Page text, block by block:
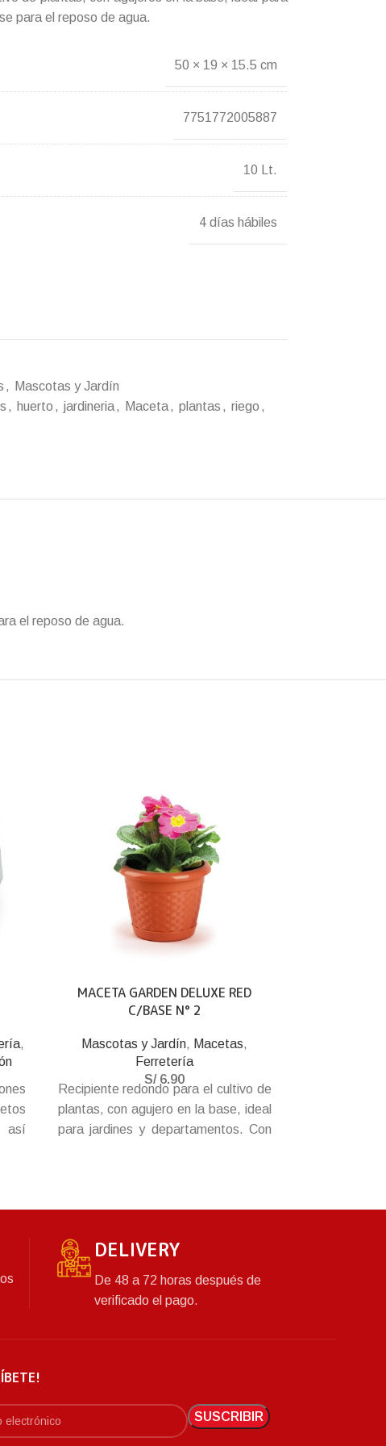
para el reposo de agua.
50 × 19 × 15.5 cm
7751772005887
10 Lt.
4 días hábiles
,
Mascotas y Jardín
, huerto , jardineria, Maceta, plantas , riego ,
el reposo de agua.
,
así
MACETA GARDEN DELUXE RED
C/BASE N° 2
Mascotas y Jardín, Macetas,
Ferretería
S/6.90
Recipiente redondo para el cultivo de
plantas, con agujero en la base, ideal
para jardines y departamentos. Con
DELIVERY
De 48 a 72 horas después de
verificado el pago.